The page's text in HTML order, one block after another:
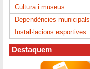
Cultura i museus
Dependències municipals
Instal·lacions esportives
Destaquem